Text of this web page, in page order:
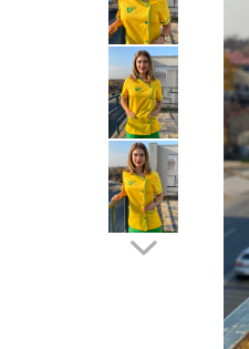
Halate Bianca
Halate medicale femei
Halate medicale barbati
Halate medicale P2 cu fluturas
Halate medicale cu nasturi
Halate medicale cu fermoar
Halate medicale polar - unisex